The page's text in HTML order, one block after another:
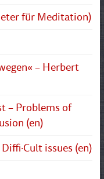
für Meditation)
– Herbert
– Problems of
(en)
issues (en)